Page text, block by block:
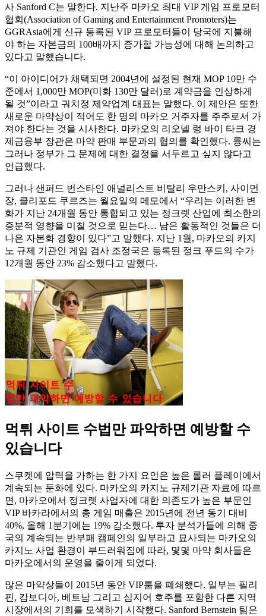
사 Sanford C는 말한다. 지난주 마카오 최대 VIP 게임 프로모터
협회(Association of Gaming and Entertainment Promoters)는
GGRAsia에게 신규 등록된 VIP 프로모터들이 당국에 지불해
야 하는 자본금의 100배까지 증가할 가능성에 대해 논의하고
있다고 말했습니다.
“이 아이디어가 채택되면 2004년에 설정된 현재 MOP 10만 수
준에서 1,000만 MOP(미화 130만 달러)로 계약금을 인상하게
될 것”이라고 궈치정 제약업계 대표는 말했다. 이 제안은 또한
새로운 마약상이 적어도 한 명의 마카오 거주자를 주주로서 가
져야 한다는 것을 시사한다. 마카오의 리오넬 렁 바이 타크 경
제금융부 장관은 마약 판매 부문과의 협의를 확인했다. 륭씨는
그러나 정부가 그 문제에 대한 결정을 서두르고 싶지 않다고
언급했다.
그러나 샌퍼드 번스타인 애널리스트 비탈리 우만스키, 사이먼
장, 클리포드 쿠르즈는 월요일의 메모에서 “우리는 이러한 변
화가 지난 24개월 동안 통합되고 있는 정크렛 산업에 최소한의
증분적 영향을 미칠 것으로 믿는다… 남은 활동적인 것들은 더
나은 자본화 경향이 있다”고 말했다. 지난 1월, 마카오의 카지
노 규제 기관인 게임 검사 조정국은 등록된 정크 푸드의 수가
12개월 동안 23% 감소했다고 말했다.
먹튀 사이트 수법만 파악하면 예방할 수
있습니다
스쿠켓에 압력을 가하는 한 가지 요인은 높은 롤러 플레이에서
계속되는 둔화에 있다. 마카오의 카지노 규제기관 자료에 따르
면, 마카오에서 정크렛 사업자에 대한 의존도가 높은 부문인
VIP 바카라에서의 총 게임 매출은 2015년에 전년 동기 대비
40%, 올해 1분기에는 19% 감소했다. 투자 분석가들에 의해 중
국의 계속되는 반부패 캠페인의 일부라고 묘사되는 마카오의
카지노 사업 환경이 부드러워짐에 따라, 몇몇 마약 회사들은
마카오에서의 운영을 줄이게 되었다.
많은 마약상들이 2015년 동안 VIP룸을 폐쇄했다. 일부는 필리
핀, 캄보디아, 베트남 그리고 심지어 호주를 포함한 다른 지역
시장에서의 기회를 모색하기 시작했다. Sanford Bernstein 팀은